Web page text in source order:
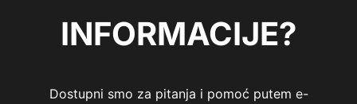
INFORMACIJE?
Dostupni smo za pitanja i pomoć putem e-